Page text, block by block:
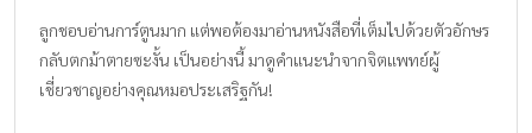
ลูกชอบอ่านการ์ตูนมาก แต่พอต้องมาอ่านหนังสือที่เต็มไปด้วยตัวอักษร
กลับตกม้าตายซะงั้น เป็นอย่างนี้ มาดูคำแนะนำจากจิตแพทย์ผู้
เชี่ยวชาญอย่างคุณหมอประเสริฐกัน!